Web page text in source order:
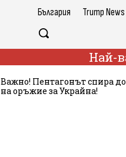
България Trump News
Най-
Важно! Пентагонът спира
на оръжие за Украйна!